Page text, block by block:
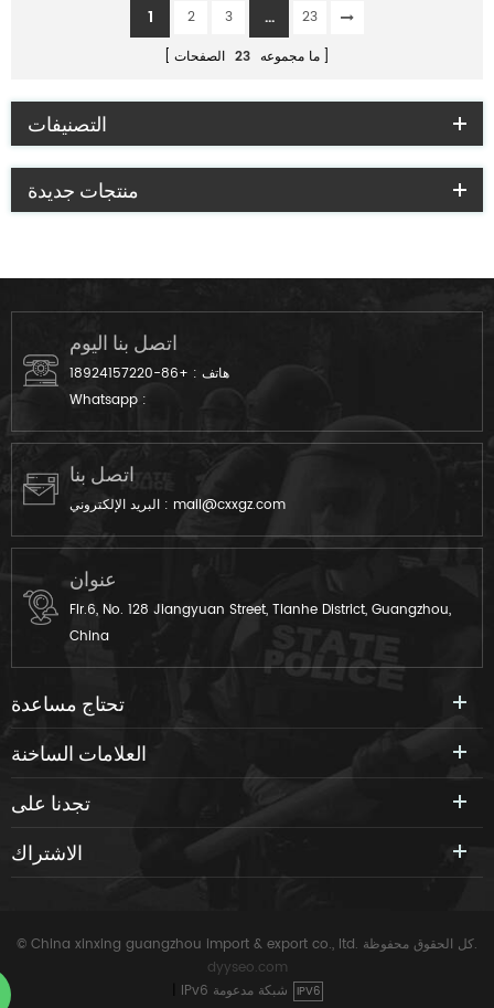
1 2 3 ...
23
ما مجموعه 23 الصفحات
التصنيفات
منتجات جديدة
اتصل بنا اليوم
هاتف : +86-18924157220
Whatsapp :
اتصل بنا
البريد الإلكتروني : mail@cxxgz.com
عنوان
Flr.6, No. 128 Jiangyuan Street, Tianhe District, Guangzhou,
China
تحتاج مساعدة
العلامات الساخنة
تجدنا على
الاشتراك
© China xinxing guangzhou import & export co., ltd. كل الحقوق محفوظة.
dyyseo.com
IPv6 شبكة مدعومة IPV6